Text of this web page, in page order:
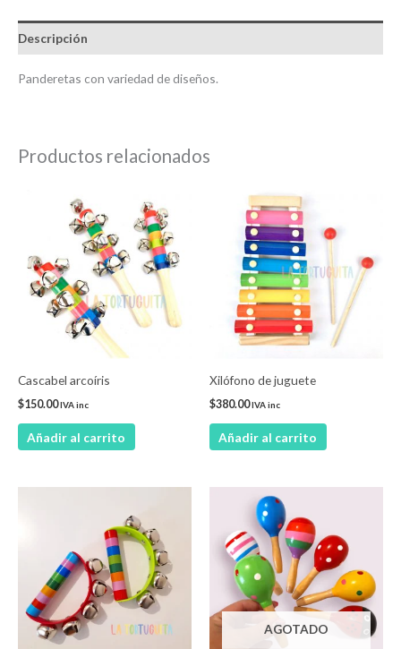
Descripción
Panderetas con variedad de diseños.
Productos relacionados
Cascabel arcoíris
$150.00IVA inc
Añadir al carrito
Xilófono de juguete
$380.00IVA inc
Añadir al carrito
AGOTADO